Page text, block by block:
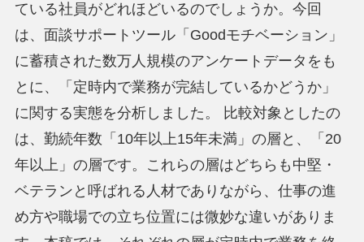
ている社員がどれほどいるのでしょうか。今回
は、面談サポートツール「Goodモチベーション」
に蓄積された数万人規模のアンケートデータをも
とに、「定時内で業務が完結しているかどうか」
に関する実態を分析しました。 比較対象としたの
は、勤続年数「10年以上15年未満」の層と、「20
年以上」の層です。これらの層はどちらも中堅・
ベテランと呼ばれる人材でありながら、仕事の進
め方や職場での立ち位置には微妙な違いがありま